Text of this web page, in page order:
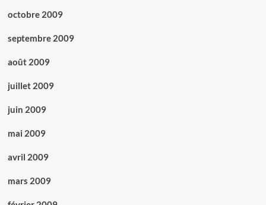
octobre 2009
septembre 2009
août 2009
juillet 2009
juin 2009
mai 2009
avril 2009
mars 2009